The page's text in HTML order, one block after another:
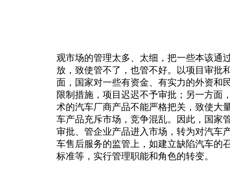
观市场的管理太多、太细，把一些本该通
放，致使管不了，也管不好。以项目审批
面，国家对一些有资金、有实力的外资和
限制措施，项目迟迟不予审批；另一方面
术的汽车厂商产品不能严格把关，致使大
车产品充斥市场，竞争混乱。因此，国家
审批、管企业产品进入市场，转为对汽车
车售后服务的监管上，如建立缺陷汽车的
标准等，实行管理职能和角色的转变。